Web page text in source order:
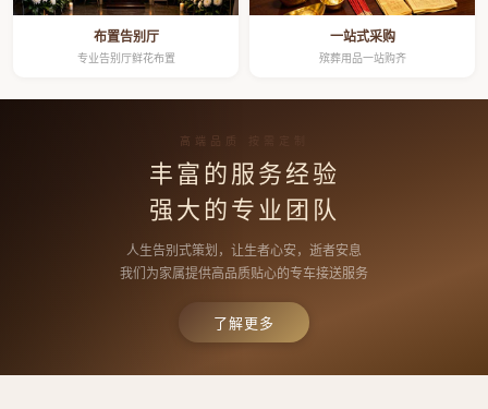
布置告别厅
专业告别厅鲜花布置
一站式采购
殡葬用品一站购齐
高端品质 按需定制
丰富的服务经验
强大的专业团队
人生告别式策划，让生者心安，逝者安息
我们为家属提供高品质贴心的专车接送服务
了解更多